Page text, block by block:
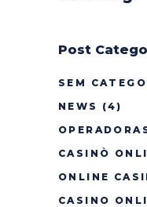
Post
SEM
NEWS
(4)
CASINÒ
ONLINE
CASINO